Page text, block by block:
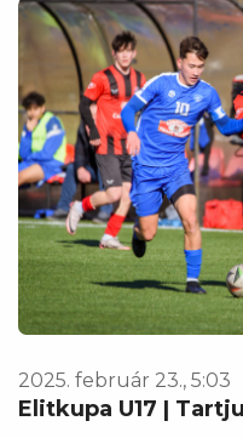
2025. február 23., 5:03
Elitkupa U17 |